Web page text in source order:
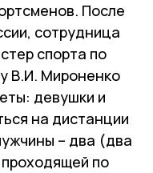
После
сотрудница
спорта по
В.И. Мироненко
девушки и
на дистанции
– два (два
по